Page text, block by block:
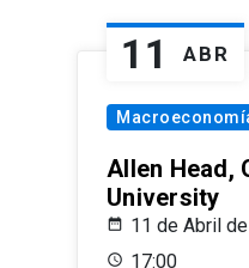
11 ABR
Allen Head,
University
11 de Abril
17:00